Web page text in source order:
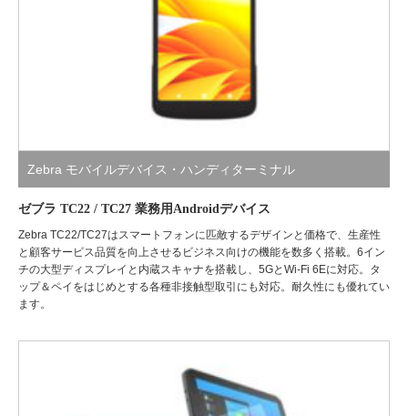
Zebra モバイルデバイス・ハンディターミナル
ゼブラ TC22 / TC27 業務用Androidデバイス
Zebra TC22/TC27はスマートフォンに匹敵するデザインと価格で、生産性
と顧客サービス品質を向上させるビジネス向けの機能を数多く搭載。6イン
チの大型ディスプレイと内蔵スキャナを搭載し、5GとWi-Fi 6Eに対応。タ
ップ＆ペイをはじめとする各種非接触型取引にも対応。耐久性にも優れてい
ます。